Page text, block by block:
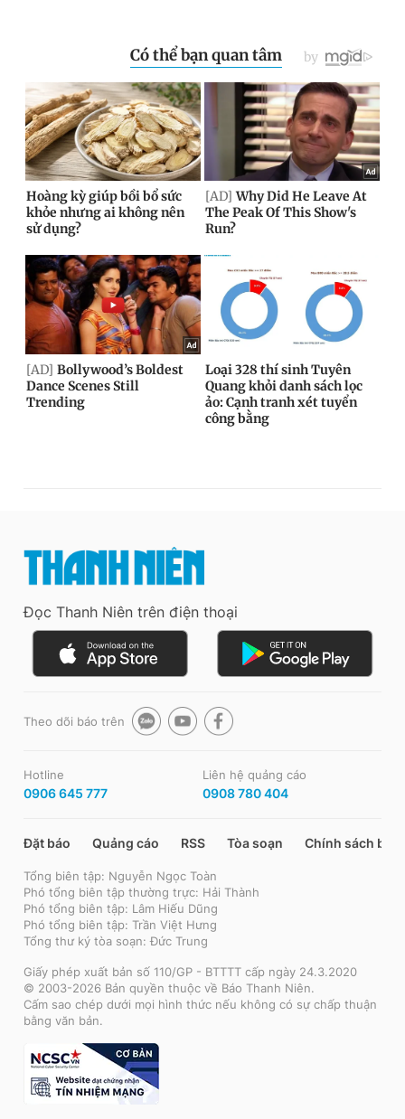
Đọc Thanh Niên trên điện thoại
Theo dõi báo trên
Hotline
0906 645 777
Liên hệ quảng cáo
0908 780 404
Đặt báo Quảng cáo RSS Tòa soạn Chính sách bảo
Tổng biên tập: Nguyễn Ngọc Toàn
Phó tổng biên tập thường trực: Hải Thành
Phó tổng biên tập: Lâm Hiếu Dũng
Phó tổng biên tập: Trần Việt Hưng
Tổng thư ký tòa soạn: Đức Trung
Giấy phép xuất bản số 110/GP - BTTTT cấp ngày 24.3.2020
© 2003-2026 Bản quyền thuộc về Báo Thanh Niên.
Cấm sao chép dưới mọi hình thức nếu không có sự chấp thuận
bằng văn bản.